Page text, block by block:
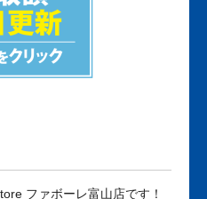
ファボーレ富山店です！